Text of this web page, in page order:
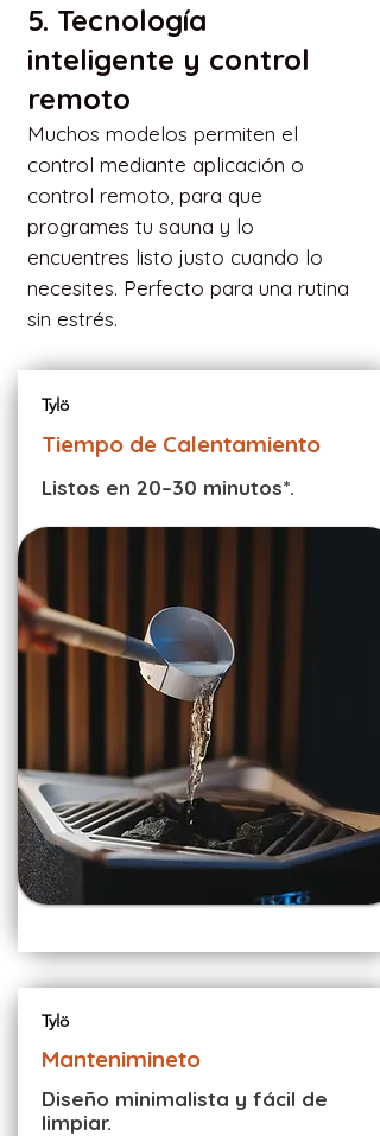
5. Tecnología
inteligente y control
remoto
Muchos modelos permiten el
control mediante aplicación o
control remoto, para que
programes tu sauna y lo
encuentres listo justo cuando lo
necesites. Perfecto para una rutina
sin estrés.
Tylö
Tiempo de Calentamiento
Listos en 20–30 minutos*.
Tylö
Mantenimineto
Diseño minimalista y fácil de
limpiar.